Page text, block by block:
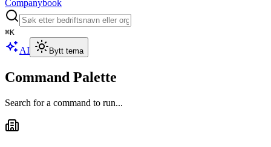
Companybook
⌘K
AI Bytt tema
Command Palette
Search for a command to run...